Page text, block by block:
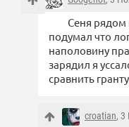
Сеня рядом
подумал что
наполовину
зарядил я
сравнить
croatian, 3